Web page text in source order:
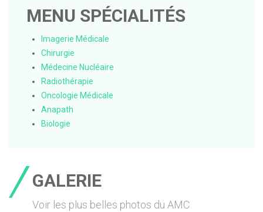
MENU SPÉCIALITÉS
Imagerie Médicale
Chirurgie
Médecine Nucléaire
Radiothérapie
Oncologie Médicale
Anapath
Biologie
GALERIE
Voir les plus belles photos du AMC